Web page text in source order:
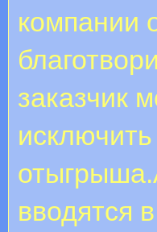
компании
заказчик
вводятся